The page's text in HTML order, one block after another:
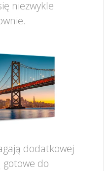
niezwykle
dodatkowej
gotowe do